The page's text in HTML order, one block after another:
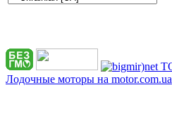
Лодочные моторы на motor.com.ua